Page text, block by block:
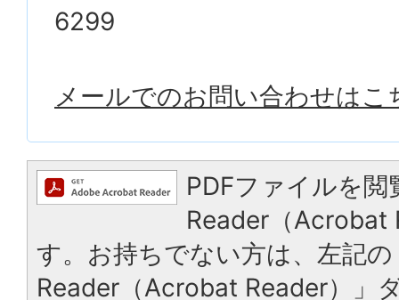
6299
メールでのお問い合わせはこ
PDFファイルを
Reader（Acrobat
す。お持ちでない方は、左記
Reader（Acrobat Reader）」